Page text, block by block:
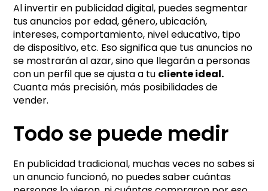
Al invertir en publicidad digital, puedes segmentar
tus anuncios por edad, género, ubicación,
intereses, comportamiento, nivel educativo, tipo
de dispositivo, etc. Eso significa que tus anuncios no
se mostrarán al azar, sino que llegarán a personas
con un perfil que se ajusta a tu cliente ideal.
Cuanta más precisión, más posibilidades de
vender.
Todo se puede medir
En publicidad tradicional, muchas veces no sabes si
un anuncio funcionó, no puedes saber cuántas